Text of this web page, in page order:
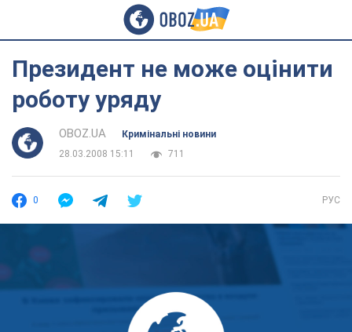
Президент не може оцінити
роботу уряду
OBOZ.UA
Кримінальні новини
28.03.2008 15:11
711
0 РУС